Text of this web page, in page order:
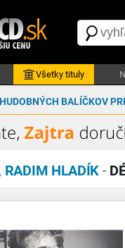
Všetky tituly
BALÍČKOV
RADIM HLADÍK -